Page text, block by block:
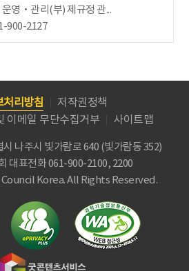
운영‧관리(부) 제규정 관...
900-2127
처리방침
저작권정책
이메일 무단수집거부
사이트맵
나주시 빛가람로 640 (빛가람동 352)
대표전화 061-900-2100, 2200
Korea. All Rights Reserved.